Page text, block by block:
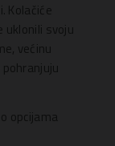
Kolačiće
svoju
većinu
opcijama